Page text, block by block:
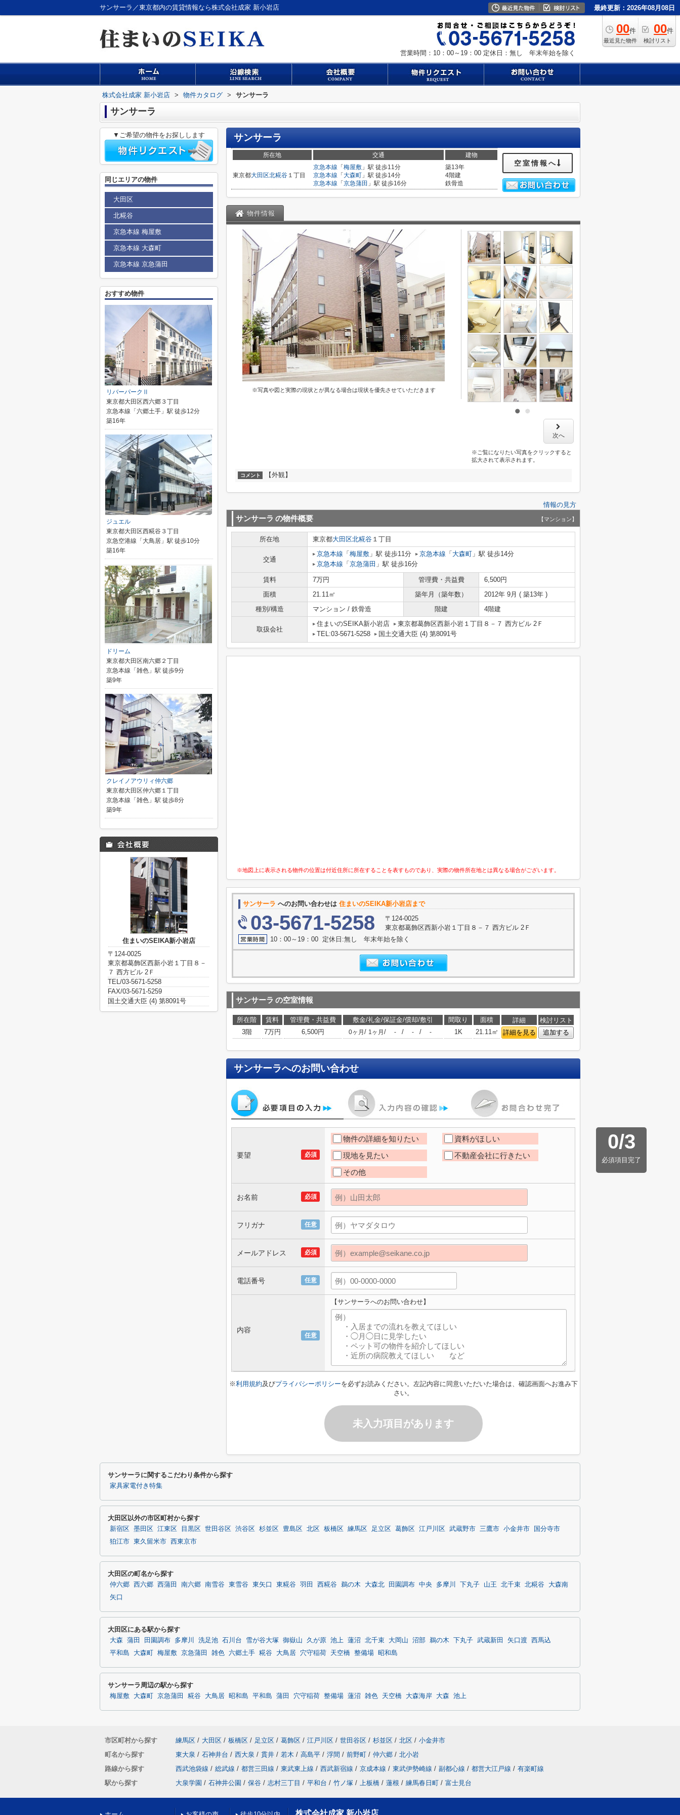
サンサーラ／東京都内の賃貸情報なら株式会社成家 新小岩店 最終更新：2026年08月08日
00件
最近見た物件
00件
検討リスト
営業時間：10：00～19：00 定休日：無し 年末年始を除く
株式会社成家 新小岩店 > 物件カタログ > サンサーラ
サンサーラ
サンサーラ
所在地 交通 建物
東京都大田区北糀谷 １丁目
京急本線 「 梅屋敷 」駅 徒歩11分
京急本線 「 大森町 」駅 徒歩14分
京急本線 「 京急蒲田 」駅 徒歩16分
築13年
4階建
鉄骨造
空室情報へ
物件情報
※写真や図と実際の現状とが異なる場合は現状を優先させていただきます
次へ
※ご覧になりたい写真をクリックすると
拡大されて表示されます。
コメント 【外観】
情報の見方
サンサーラ の物件概要 【マンション】
所在地 東京都大田区北糀谷 １丁目
交通
京急本線 「 梅屋敷 」駅 徒歩11分 京急本線 「 大森町 」駅 徒歩14分
京急本線 「 京急蒲田 」駅 徒歩16分
賃料 7万円 管理費・共益費
6,500円
面積
21.11㎡ 築年月（築年数）
2012年 9月 ( 築13年 )
種別/構造
マンション / 鉄骨造 階建 4階建
取扱会社
住まいのSEIKA新小岩店
東京都葛飾区西新小岩１丁目８－７ 西方ビル 2Ｆ
TEL:03-5671-5258
国土交通大臣 (4) 第8091号
※地図上に表示される物件の位置は付近住所に所在することを表すものであり、実際の物件所在地とは異なる場合がございます。
サンサーラ へのお問い合わせは 住まいのSEIKA新小岩店まで
03-5671-5258
〒124-0025
東京都葛飾区西新小岩１丁目８－７ 西方ビル 2Ｆ
10：00～19：00 定休日:無し 年末年始を除く
サンサーラ の空室情報
所在階 賃料 管理費・共益費 敷金/礼金/保証金/償却/敷引 間取り 面積 詳細
検討リスト
3階
7万円 6,500円 0ヶ月 / 1ヶ月 / - / - / - 1K 21.11㎡ 詳細を見る 追加する
サンサーラへのお問い合わせ
0/3
必須項目完了
必須
要望
物件の詳細を知りたい
資料がほしい
現地を見たい
不動産会社に行きたい
その他
必須
お名前
任意
フリガナ
必須
メールアドレス
任意
電話番号
任意
内容
【サンサーラへのお問い合わせ】
※利用規約及びプライバシーポリシーを必ずお読みください。左記内容に同意いただいた場合は、確認画面へお進み下
さい。
未入力項目があります
▼ご希望の物件をお探しします
同じエリアの物件
大田区
北糀谷
京急本線 梅屋敷
京急本線 大森町
京急本線 京急蒲田
おすすめ物件
リバーパークⅡ
東京都大田区西六郷３丁目
京急本線「六郷土手」駅 徒歩12分
築16年
ジュエル
東京都大田区西糀谷３丁目
京急空港線「大鳥居」駅 徒歩10分
築16年
ドリーム
東京都大田区南六郷２丁目
京急本線「雑色」駅 徒歩9分
築9年
クレイノアウリィ仲六郷
東京都大田区仲六郷１丁目
京急本線「雑色」駅 徒歩8分
築9年
住まいのSEIKA新小岩店
〒124-0025
東京都葛飾区西新小岩１丁目８－
７ 西方ビル 2Ｆ
TEL/03-5671-5258
FAX/03-5671-5259
国土交通大臣 (4) 第8091号
サンサーラに関するこだわり条件から探す
家具家電付き特集
大田区以外の市区町村から探す
新宿区 墨田区 江東区 目黒区 世田谷区 渋谷区 杉並区 豊島区 北区 板橋区 練馬区 足立区 葛飾区 江戸川区 武蔵野市 三鷹市 小金井市
国分寺市
狛江市 東久留米市 西東京市
大田区の町名から探す
仲六郷 西六郷 西蒲田 南六郷 南雪谷 東雪谷 東矢口 東糀谷 羽田 西糀谷 鵜の木 大森北 田園調布 中央 多摩川 下丸子 山王 北千束 北糀谷
大森南
矢口
大田区にある駅から探す
大森 蒲田 田園調布 多摩川 洗足池 石川台 雪が谷大塚 御嶽山 久が原 池上 蓮沼 北千束 大岡山 沼部 鵜の木 下丸子 武蔵新田 矢口渡
西馬込
平和島
大森町 梅屋敷 京急蒲田 雑色 六郷土手 糀谷 大鳥居 穴守稲荷 天空橋 整備場 昭和島
サンサーラ周辺の駅から探す
梅屋敷 大森町 京急蒲田 糀谷 大鳥居 昭和島 平和島 蒲田 穴守稲荷 整備場 蓮沼 雑色 天空橋 大森海岸 大森 池上
市区町村から探す 練馬区 / 大田区 / 板橋区 / 足立区 / 葛飾区 / 江戸川区 / 世田谷区 / 杉並区 / 北区 / 小金井市
町名から探す
東大泉 / 石神井台 / 西大泉 / 貫井 / 若木 / 高島平 / 浮間 / 前野町 / 仲六郷 / 北小岩
路線から探す
西武池袋線 / 総武線 / 都営三田線 / 東武東上線 / 西武新宿線 / 京成本線 / 東武伊勢崎線 / 副都心線 / 都営大江戸線 / 有楽町線
駅から探す
大泉学園 / 石神井公園 / 保谷 / 志村三丁目 / 平和台 / 竹ノ塚 / 上板橋 / 蓮根 / 練馬春日町 / 富士見台
株式会社成家 新小岩店